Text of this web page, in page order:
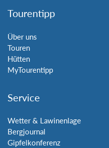
Tourentipp
Über uns
Touren
Hütten
MyTourentipp
Service
Wetter & Lawinenlage
Bergjournal
Gipfelkonferenz